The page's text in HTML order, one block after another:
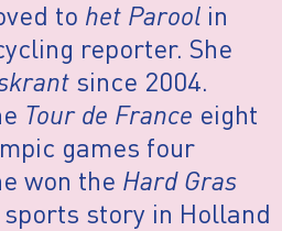
to het Parool in
reporter. She
since 2004.
Tour de France eight
games four
won the Hard Gras
story in Holland